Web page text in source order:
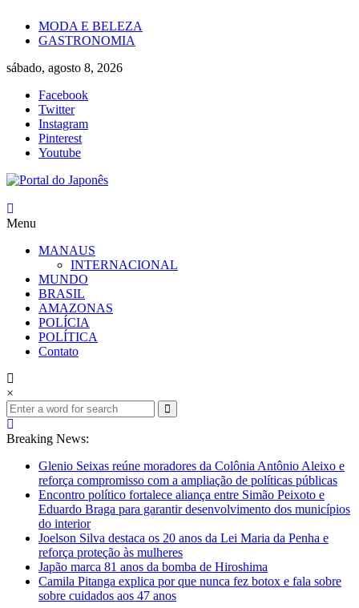
content
MODA E BELEZA
GASTRONOMIA
sábado, agosto 8, 2026
Facebook
Twitter
Instagram
Pinterest
Youtube
Portal
do
Japonês
Japão
mais
perto
você!
Menu
MANAUS
INTERNACIONAL
MUNDO
BRASIL
AMAZONAS
POLÍCIA
POLÍTICA
Contato
×
Breaking News:
Glenio Seixas reúne moradores da Colônia Antônio Aleixo e
reforça compromisso com a ampliação de políticas públicas
Encontro político fortalece aliança entre Simão Peixoto e
Eduardo Braga para garantir desenvolvimento dos municípios
do interior
Joelson Silva destaca os 20 anos da Lei Maria da Penha e
reforça proteção às mulheres
Japão marca 81 anos da bomba de Hiroshima
Camila Pitanga explica por que nunca fez botox e fala sobre
sobre cuidados aos 47 anos